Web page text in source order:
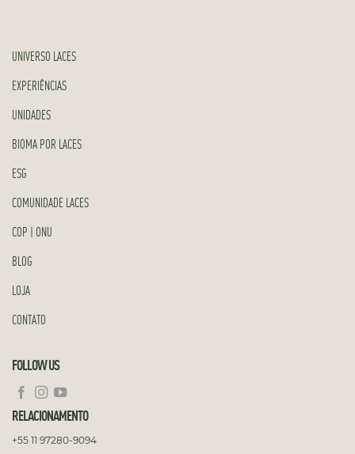
UNIVERSO LACES
EXPERIÊNCIAS
UNIDADES
BIOMA POR LACES
ESG
COMUNIDADE LACES
COP | ONU
BLOG
LOJA
CONTATO
FOLLOW US
RELACIONAMENTO
+55 11 97280-9094